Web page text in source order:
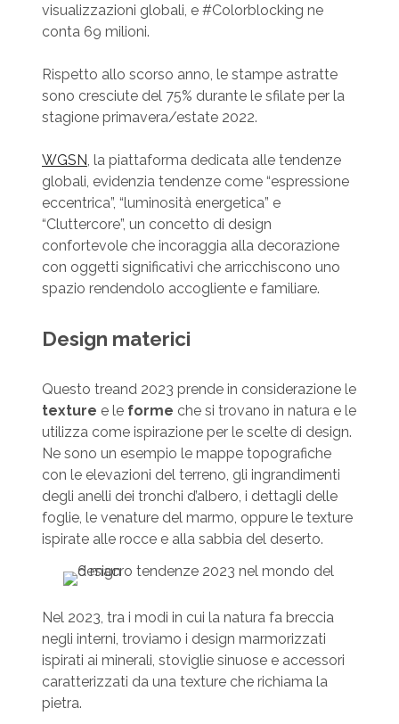
visualizzazioni globali, e #Colorblocking ne
conta 69 milioni.
Rispetto allo scorso anno, le stampe astratte
sono cresciute del 75% durante le sfilate per la
stagione primavera/estate 2022.
WGSN, la piattaforma dedicata alle tendenze
globali, evidenzia tendenze come “espressione
eccentrica”, “luminosità energetica” e
“Cluttercore”, un concetto di design
confortevole che incoraggia alla decorazione
con oggetti significativi che arricchiscono uno
spazio rendendolo accogliente e familiare.
Design materici
Questo treand 2023 prende in considerazione le
texture e le forme che si trovano in natura e le
utilizza come ispirazione per le scelte di design.
Ne sono un esempio le mappe topografiche
con le elevazioni del terreno, gli ingrandimenti
degli anelli dei tronchi d’albero, i dettagli delle
foglie, le venature del marmo, oppure le texture
ispirate alle rocce e alla sabbia del deserto.
Nel 2023, tra i modi in cui la natura fa breccia
negli interni, troviamo i design marmorizzati
ispirati ai minerali, stoviglie sinuose e accessori
caratterizzati da una texture che richiama la
pietra.